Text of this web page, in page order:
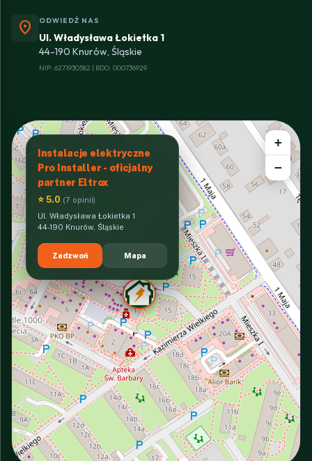
location_on ODWIEDŹ NAS
Ul. Władysława Łokietka 1
44-190 Knurów, Śląskie
NIP: 6271930582 | BDO: 000736929
Instalacje elektryczne
Pro Installer - oficjalny
partner Eltrox
⭐ 5.0 (7 opinii)
Ul. Władysława Łokietka 1
44-190 Knurów, Śląskie
Zadzwoń Mapa
+
−
INTERACTIVE VIEW